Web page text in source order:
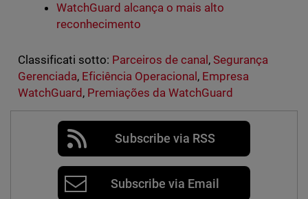
WatchGuard alcança o mais alto
reconhecimento
Classificati sotto: Parceiros de canal ,Segurança
Gerenciada, Eficiência Operacional , Empresa
WatchGuard , Premiações da WatchGuard
Subscribe via RSS
Subscribe via Email